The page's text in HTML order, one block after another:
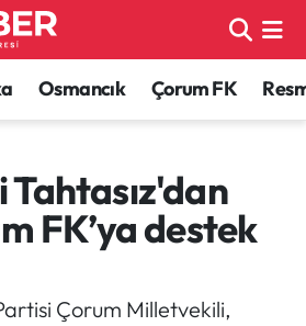
Osmancık Çorum FK
FK’ya destek
Çorum Milletvekili,
Vakitleri
Haritası
ve Fikstür